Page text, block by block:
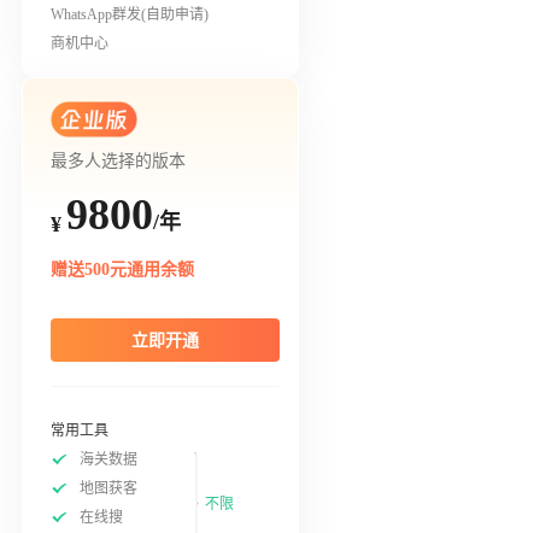
WhatsApp群发(自助申请)
商机中心
最多人选择的版本
¥ 9800/年
赠送500元通用余额
立即开通
常用工具
海关数据
地图获客
在线搜
不限